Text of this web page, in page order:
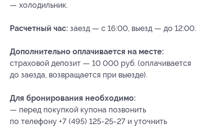
— холодильник.
Расчетный час: заезд — с 16:00, выезд — до 12:00.
Дополнительно оплачивается на месте:
страховой депозит — 10 000 руб. (оплачивается
до заезда, возвращается при выезде).
Для бронирования необходимо:
— перед покупкой купона позвонить
по телефону +7 (495) 125-25-27 и уточнить